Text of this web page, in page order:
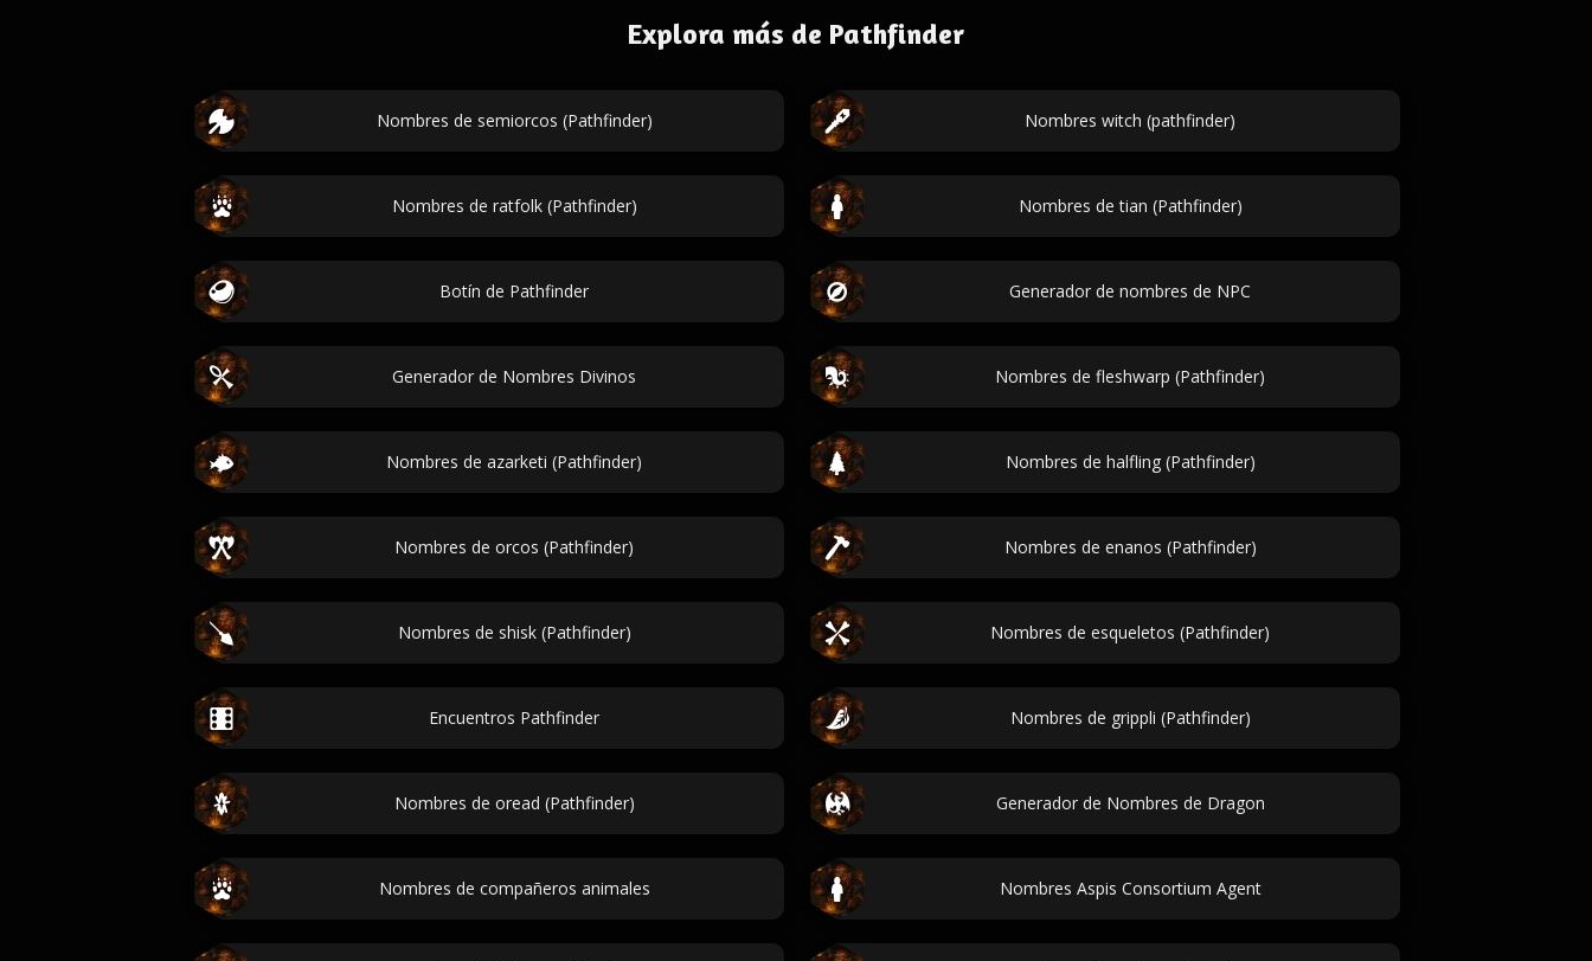
Explora más de Pathfinder
Nombres de semiorcos (Pathfinder) Nombres witch (pathfinder)
Nombres de ratfolk (Pathfinder) Nombres de tian (Pathfinder)
Botín de Pathfinder Generador de nombres de NPC
Generador de Nombres Divinos Nombres de fleshwarp (Pathfinder)
Nombres de azarketi (Pathfinder) Nombres de halfling (Pathfinder)
Nombres de orcos (Pathfinder) Nombres de enanos (Pathfinder)
Nombres de shisk (Pathfinder) Nombres de esqueletos (Pathfinder)
Encuentros Pathfinder Nombres de grippli (Pathfinder)
Nombres de oread (Pathfinder) Generador de Nombres de Dragon
Nombres de compañeros animales Nombres Aspis Consortium Agent